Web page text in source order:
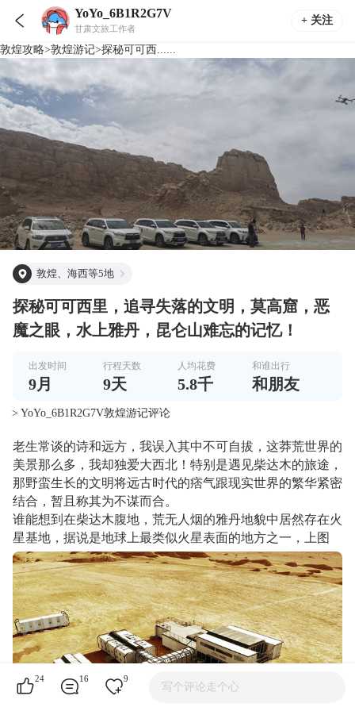
 YoYo_6B1R2G7V
甘肃文旅工作者
+ 关注
敦煌攻略>敦煌游记>探秘可可西......
敦煌、海西等5地
探秘可可西里，追寻失落的文明，莫高窟，恶
魔之眼，水上雅丹，昆仑山难忘的记忆！
出发时间
9月
行程天数
9天
人均花费
5.8千
和谁出行
和朋友
> YoYo_6B1R2G7V敦煌游记评论
老生常谈的诗和远方，我误入其中不可自拔，这莽荒世界的
美景那么多，我却独爱大西北！特别是遇见柴达木的旅途，
那野蛮生长的文明将远古时代的痞气跟现实世界的繁华紧密
结合，暂且称其为不谋而合。
谁能想到在柴达木腹地，荒无人烟的雅丹地貌中居然存在火
星基地，据说是地球上最类似火星表面的地方之一，上图
24 16 9
写个评论走个心